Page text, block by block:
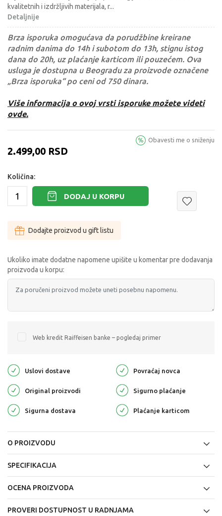
kvalitetnih i izdržljivih materijala, r...
Detaljnije
Brza isporuka omogućava da porudžbine kreirane
radnim danima do 14h i subotom do 13h, stignu istog
dana do 20h, uz plaćanje karticom ili pouzećem. Ova
usluga je dostupna u Beogradu za proizvode označene
„Brza isporuka“ po ceni od 750 dinara.
Više informacija o ovoj vrsti isporuke možete videti
ovde.
2.499,00 RSD
Obavesti me o sniženju
Količina:
DODAJ U KORPU
Dodajte proizvod u gift listu
Ukoliko imate dodatne napomene upišite u komentar pre dodavanja
proizvoda u korpu:
Web kredit Raiffeisen banke – pogledaj primer
Uslovi dostave Povraćaj novca
Original proizvodi Sigurno plaćanje
Sigurna dostava Plaćanje karticom
O PROIZVODU
SPECIFIKACIJA
OCENA PROIZVODA
PROVERI DOSTUPNOST U RADNJAMA